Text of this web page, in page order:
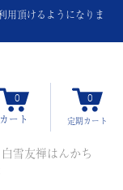
用頂けるようになりま
0
カート
0
定期カート
白雪友禅はんかち